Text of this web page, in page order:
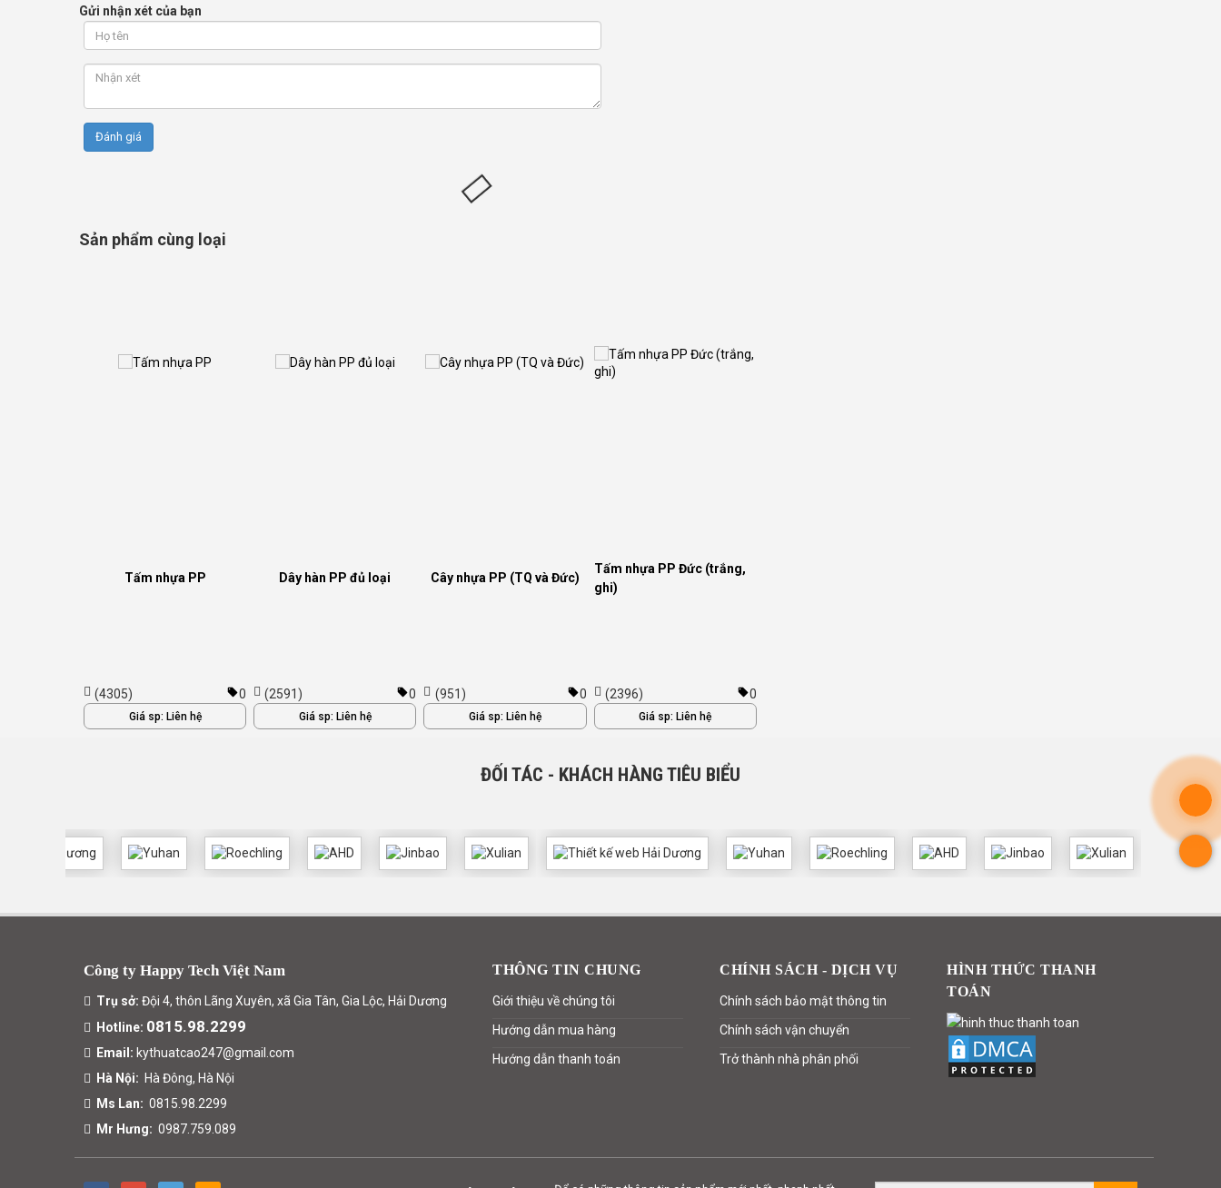
Gửi nhận xét của bạn
Sản phẩm cùng loại
Tấm nhựa PP
(4305) 0
Giá sp: Liên hệ
Dây hàn PP đủ loại
(2591) 0
Giá sp: Liên hệ
Cây nhựa PP (TQ và Đức)
(951) 0
Giá sp: Liên hệ
Tấm nhựa PP Đức (trắng,
ghi)
(2396) 0
Giá sp: Liên hệ
ĐỐI TÁC - KHÁCH HÀNG TIÊU BIỂU
Công ty Happy Tech Việt Nam
Trụ sở: Đội 4, thôn Lãng Xuyên, xã Gia Tân, Gia Lộc, Hải Dương
Hotline: 0815.98.2299
Email: kythuatcao247@gmail.com
Hà Nội: Hà Đông, Hà Nội
Ms Lan: 0815.98.2299
Mr Hưng: 0987.759.089
THÔNG TIN CHUNG
Giới thiệu về chúng tôi
Hướng dẫn mua hàng
Hướng dẫn thanh toán
CHÍNH SÁCH - DỊCH VỤ
Chính sách bảo mật thông tin
Chính sách vận chuyển
Trở thành nhà phân phối
HÌNH THỨC THANH
TOÁN